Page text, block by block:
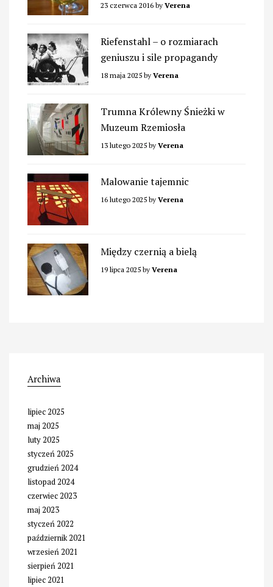
23 czerwca 2016 by Verena
Riefenstahl – o rozmiarach
geniuszu i sile propagandy
18 maja 2025 by Verena
Trumna Królewny Śnieżki w
Muzeum Rzemiosła
13 lutego 2025 by Verena
Malowanie tajemnic
16 lutego 2025 by Verena
Między czernią a bielą
19 lipca 2025 by Verena
Archiwa
lipiec 2025
maj 2025
luty 2025
styczeń 2025
grudzień 2024
listopad 2024
czerwiec 2023
maj 2023
styczeń 2022
październik 2021
wrzesień 2021
sierpień 2021
lipiec 2021